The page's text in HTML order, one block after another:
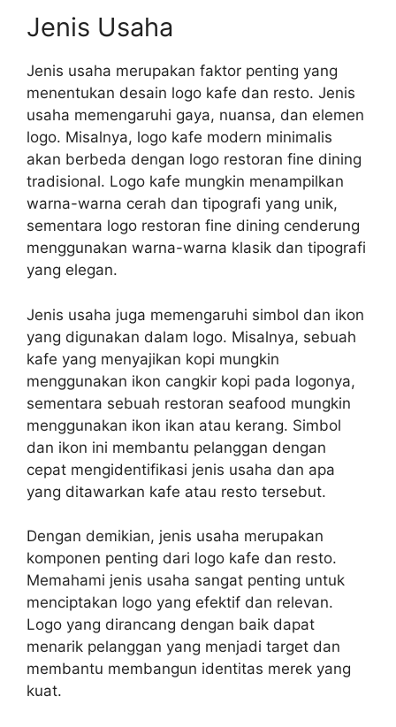
Jenis Usaha
Jenis usaha merupakan faktor penting yang
menentukan desain logo kafe dan resto. Jenis
usaha memengaruhi gaya, nuansa, dan elemen
logo. Misalnya, logo kafe modern minimalis
akan berbeda dengan logo restoran fine dining
tradisional. Logo kafe mungkin menampilkan
warna-warna cerah dan tipografi yang unik,
sementara logo restoran fine dining cenderung
menggunakan warna-warna klasik dan tipografi
yang elegan.
Jenis usaha juga memengaruhi simbol dan ikon
yang digunakan dalam logo. Misalnya, sebuah
kafe yang menyajikan kopi mungkin
menggunakan ikon cangkir kopi pada logonya,
sementara sebuah restoran seafood mungkin
menggunakan ikon ikan atau kerang. Simbol
dan ikon ini membantu pelanggan dengan
cepat mengidentifikasi jenis usaha dan apa
yang ditawarkan kafe atau resto tersebut.
Dengan demikian, jenis usaha merupakan
komponen penting dari logo kafe dan resto.
Memahami jenis usaha sangat penting untuk
menciptakan logo yang efektif dan relevan.
Logo yang dirancang dengan baik dapat
menarik pelanggan yang menjadi target dan
membantu membangun identitas merek yang
kuat.